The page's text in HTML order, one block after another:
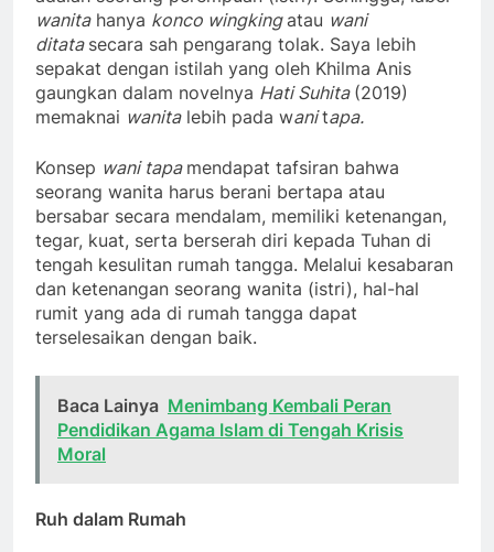
wanitahanya konco wingkingatau wani
ditata secara sah pengarang tolak. Saya lebih
sepakat dengan istilah yang oleh Khilma Anis
gaungkan dalam novelnya Hati Suhita (2019)
memaknai wanitalebih pada wanitapa.
Konsep wani tapa mendapat tafsiran bahwa
seorang wanita harus berani bertapa atau
bersabar secara mendalam, memiliki ketenangan,
tegar, kuat, serta berserah diri kepada Tuhan di
tengah kesulitan rumah tangga. Melalui kesabaran
dan ketenangan seorang wanita (istri), hal-hal
rumit yang ada di rumah tangga dapat
terselesaikan dengan baik.
Baca Lainya Menimbang Kembali Peran
Pendidikan Agama Islam di Tengah Krisis
Moral
Ruh dalam Rumah